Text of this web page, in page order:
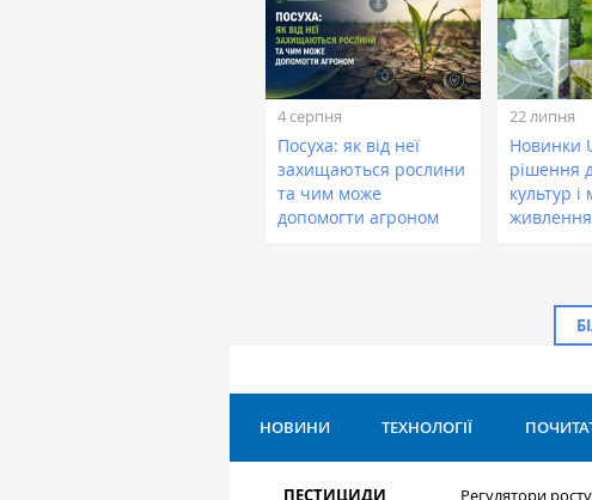
4 серпня
Посуха: як від неї
захищаються рослини
та чим може
допомогти агроном
22 липня
Новинки
рішення
культур
живлення
НОВИНИ ТЕХНОЛОГІЇ
ПЕСТИЦИДИ
Регулятори росту